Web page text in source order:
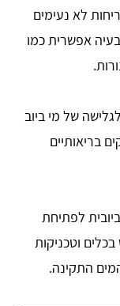
לא נעימים
אפשרית כמו
של מי ביוב
בריאותיים
לפתיחת
וטכניקות
התקינה.